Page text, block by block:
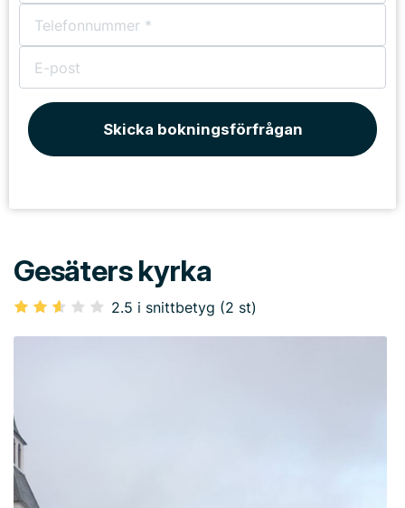
Skicka bokningsförfrågan
Gesäters kyrka
2.5 i snittbetyg (2 st)